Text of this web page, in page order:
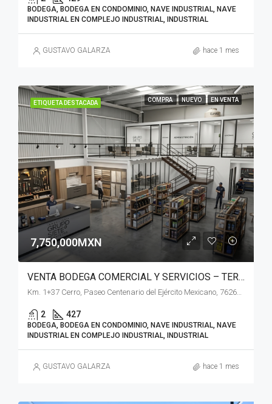
BODEGA, BODEGA EN CONDOMINIO, NAVE INDUSTRIAL, NAVE
INDUSTRIAL EN COMPLEJO INDUSTRIAL, INDUSTRIAL
GUSTAVO GALARZA hace 1 mes
ETIQUETA DESTACADA COMPRA NUEVO EN VENTA
7,750,000MXN
VENTA BODEGA COMERCIAL Y SERVICIOS – TERRA PARK CENTENARIO QUERETARO
Km. 1+37 Cerro, Paseo Centenario del Ejército Mexicano, 76269 Santiago de Querétaro, Qro.
2 427
BODEGA, BODEGA EN CONDOMINIO, NAVE INDUSTRIAL, NAVE
INDUSTRIAL EN COMPLEJO INDUSTRIAL, INDUSTRIAL
GUSTAVO GALARZA hace 1 mes